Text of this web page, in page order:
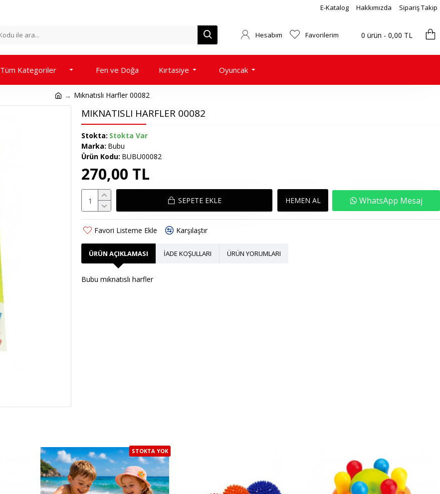
E-Katalog Hakkımızda Sipariş Takip
Hesabım Favorilerim 0 ürün - 0,00 TL
Tüm Kategoriler Fen ve Doğa Kırtasiye Oyuncak
Mıknatıslı Harfler 00082
MIKNATISLI HARFLER 00082
270,00 TL
Stokta: Stokta Var
Marka: Bubu
Ürün Kodu: BUBU00082
SEPETE EKLE HEMEN AL WhatsApp Mesaj
Favori Listeme Ekle Karşılaştır
ÜRÜN AÇIKLAMASI İADE KOŞULLARI ÜRÜN YORUMLARI
Bubu mıknatıslı harfler
STOKTA YOK